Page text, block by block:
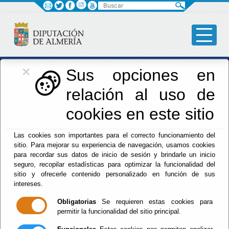
×
Sus opciones en
relación al uso de
cookies en este sitio
Las cookies son importantes para el correcto funcionamiento del
sitio. Para mejorar su experiencia de navegación, usamos cookies
para recordar sus datos de inicio de sesión y brindarle un inicio
seguro, recopilar estadísticas para optimizar la funcionalidad del
sitio y ofrecerle contenido personalizado en función de sus
intereses.
Obligatorias Se requieren estas cookies para
permitir la funcionalidad del sitio principal.
Iniciativas Europeas
Europedirectalmeria
Inicio - Iniciativas Europeas - Información
Información
Buscar